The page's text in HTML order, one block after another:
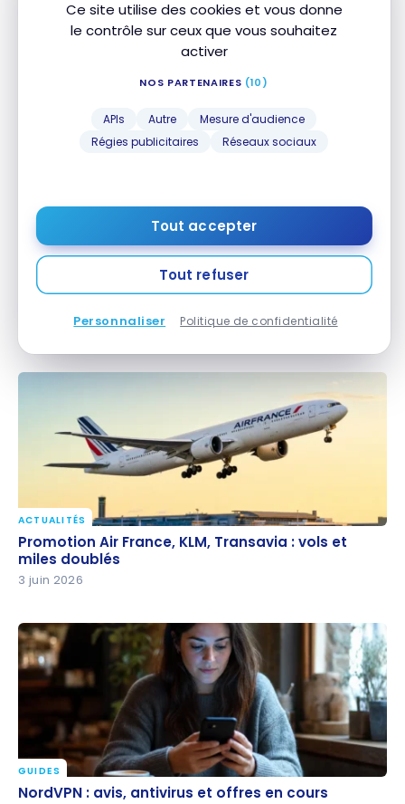
Ce site utilise des cookies et vous donne
le contrôle sur ceux que vous souhaitez
activer
NOS PARTENAIRES (10)
APIs Autre
Mesure d'audience
Régies publicitaires
Réseaux sociaux
Tout accepter
Tout refuser
Personnaliser Politique de confidentialité
eSIM Amérique du Nord : -35 % spécial Coupe du
eSIM Amérique du Nord : -35 % spécial Coupe du
bunq vs Revolut : quelle est la meilleure banque en
GUIDES
bunq vs Revolut : quelle est la meilleure banque en
4 juin 2026
Promotion Air France, KLM, Transavia : vols et miles
doublés
ACTUALITÉS
Promotion Air France, KLM, Transavia : vols et
miles doublés
3 juin 2026
NordVPN : avis, antivirus et offres en cours
GUIDES
NordVPN : avis, antivirus et offres en cours